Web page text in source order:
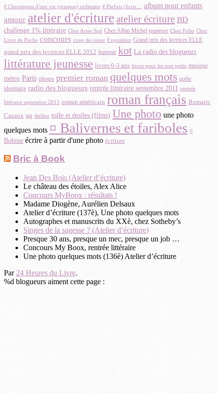
# Chroniques d'une vie (presque) ordinaire # Parfois j'écris ...
album pour enfants
amour atelier d'écriture atelier écriture BD
challenge 1% littéraire Chez Actes Sud Chez Albin Michel jeunesse Chez Folio Chez
Livre de Poche concours coup de coeur Exposition Grand prix des lectrices ELLE
grand prix des lectrices ELLE 2012 humour kot La radio des blogueurs
littérature jeunesse livres 0-3 ans livres pour les tout petits musique
métro Paris photos premier roman quelques mots quête
identitaire radio des blogueurs rentrée littéraire septembre 2011 rentrée
littéraire septembre 2013 roman américain roman français Romaric
Cazaux tag théâtre toile et étoiles (films) Une photo une photo
quelques mots ¤ Balivernes et fariboles ¤
Bobine écrire à partir d'une photo écriture
Bric à Book
Jean Des Bois (Atelier d’écriture)
Le château des étoiles, Alex Alice
Concours MyBoox : résultats !
Madame Diogène, Aurélien Delsaux
Atelier d’écriture (137è), Une photo quelques mots
Autographes et manuscrits du XXè, chez Sotheby’s
Singes de la sagesse ? (Atelier d’écriture)
Presque 30 ans, presque un mec, presque un job …
Concours My Boox, rentrée littéraire
Une photo quelques mots (136è) Atelier d’écriture
Par 24 Heures du Livre.
%d blogueurs aiment cette page :